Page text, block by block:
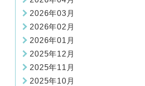
2026年03月
2026年02月
2026年01月
2025年12月
2025年11月
2025年10月